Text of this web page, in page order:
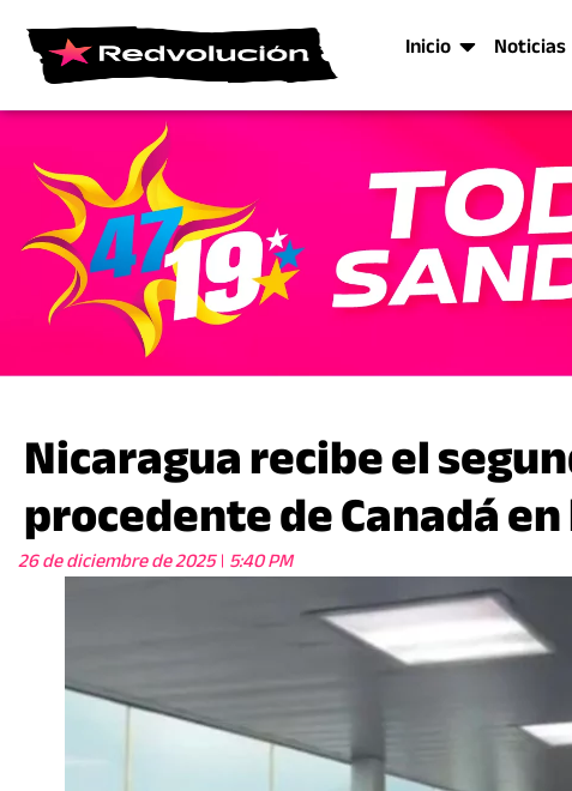
Inicio Noticias
Nicaragua recibe el
procedente de Canadá
26 de diciembre de 2025 5:40 PM